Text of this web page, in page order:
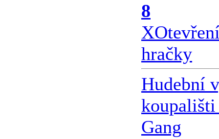
8
X
hračky
Hudební
Gang